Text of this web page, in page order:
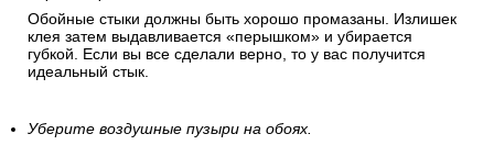
Обойные стыки должны быть хорошо промазаны. Излишек
клея затем выдавливается «перышком» и убирается
губкой. Если вы все сделали верно, то у вас получится
идеальный стык.
Уберите воздушные пузыри на обоях.